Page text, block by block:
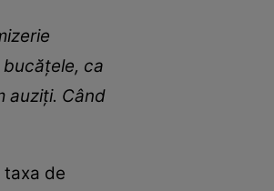
ca
auziți. Când
taxa de